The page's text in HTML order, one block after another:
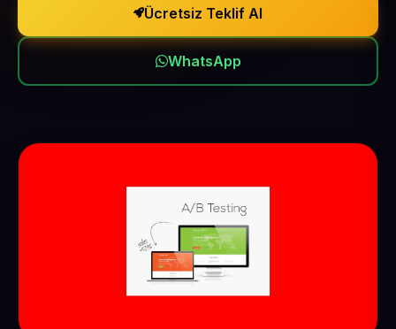
Ücretsiz Teklif Al
WhatsApp